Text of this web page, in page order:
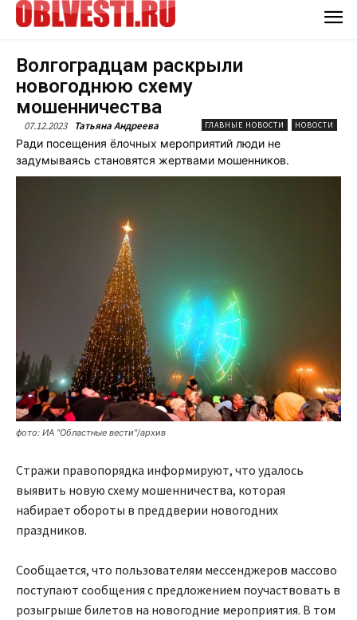
Волгоградцам раскрыли
новогоднюю схему
мошенничества
07.12.2023 Татьяна Андреева ГЛАВНЫЕ НОВОСТИ НОВОСТИ
Ради посещения ёлочных мероприятий люди не
задумываясь становятся жертвами мошенников.
фото: ИА "Областные вести"/архив
Стражи правопорядка информируют, что удалось
выявить новую схему мошенничества, которая
набирает обороты в преддверии новогодних
праздников.
Сообщается, что пользователям мессенджеров массово
поступают сообщения с предложением поучаствовать в
розыгрыше билетов на новогодние мероприятия. В том